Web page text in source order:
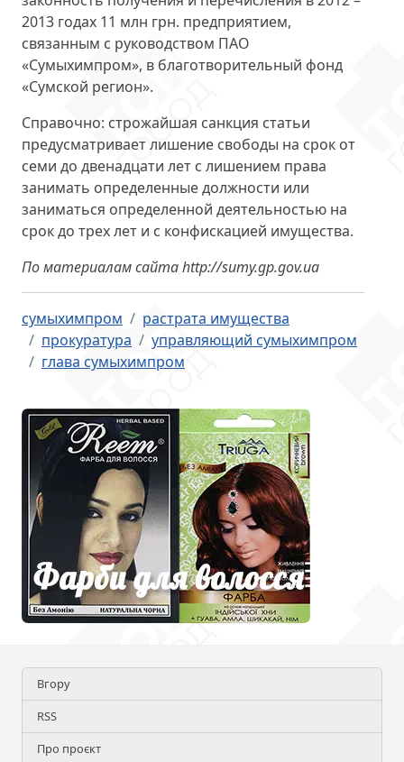
2013 годах 11 млн грн. предприятием,
связанным с руководством ПАО
«Сумыхимпром», в благотворительный фонд
«Сумской регион».
Справочно: строжайшая санкция статьи
предусматривает лишение свободы на срок от
семи до двенадцати лет с лишением права
занимать определенные должности или
заниматься определенной деятельностью на
срок до трех лет и с конфискацией имущества.
По материалам сайта http://sumy.gp.gov.ua
сумыхимпром
растрата имущества
прокуратура
управляющий сумыхимпром
глава сумыхимпром
Вгору
RSS
Про проєкт